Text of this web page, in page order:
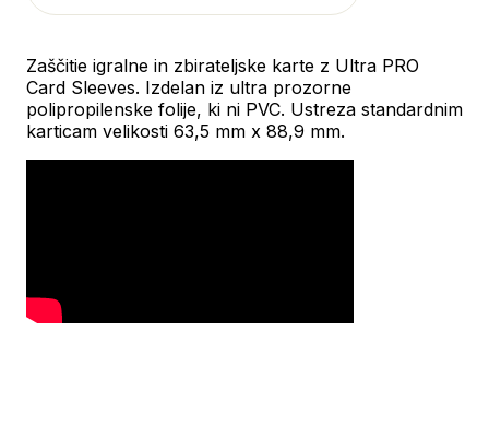
Zaščitie igralne in zbirateljske karte z Ultra PRO
Card Sleeves. Izdelan iz ultra prozorne
polipropilenske folije, ki ni PVC. Ustreza standardnim
karticam velikosti 63,5 mm x 88,9 mm.